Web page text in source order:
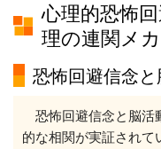
心理的恐怖
理の連関メ
恐怖回避信念
恐怖回避信念と脳活
的な相関が実証されて